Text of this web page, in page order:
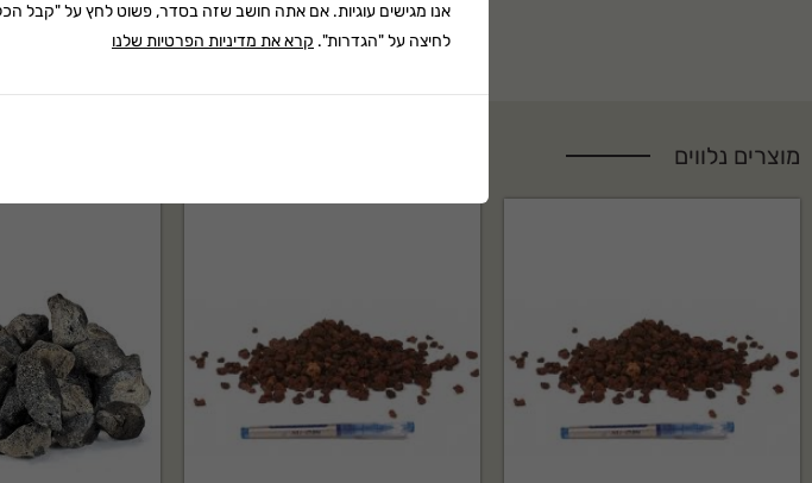
מוצרים נלווים
אנו מגישים עוגיות. אם אתה חושב שזה בסדר, פשוט לחץ על "קבל
לחיצה על "הגדרות". קרא את מדיניות הפרטיות שלנו